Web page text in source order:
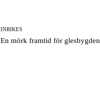
INRIKES
En mörk framtid för glesbygden